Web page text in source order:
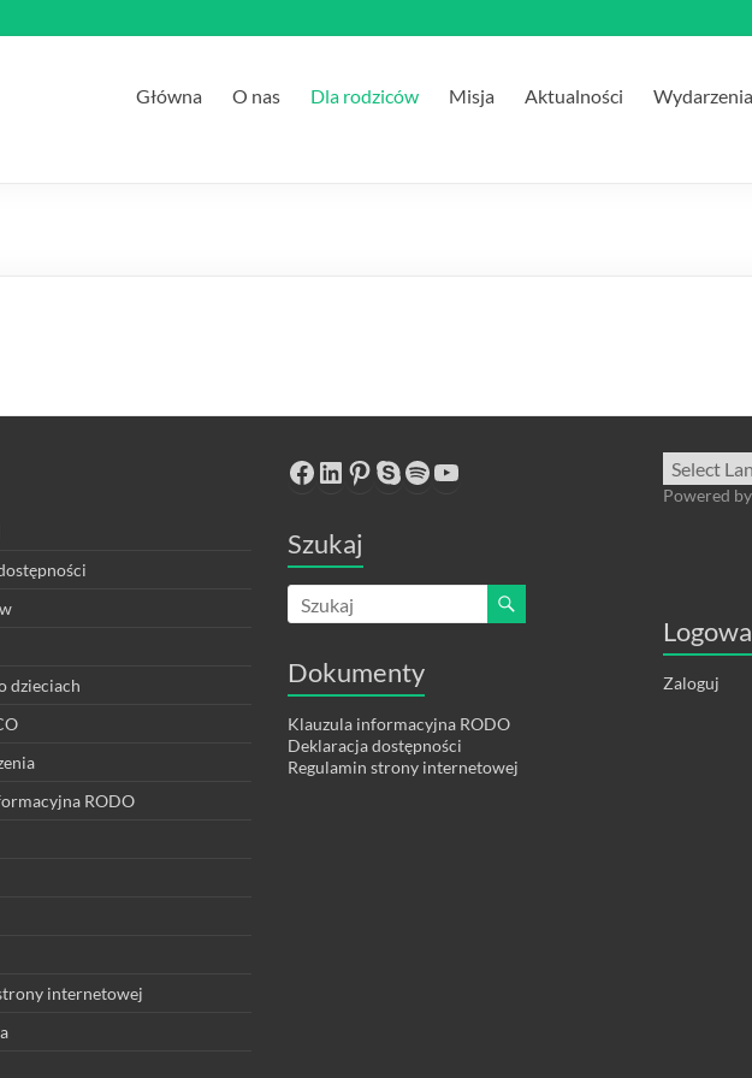
Główna O nas Dla rodziców Misja Aktualności Wydarzenia
dzieciach
RODO
internetowej
Facebook
LinkedIn
Pinterest
Skype
Spotify
YouTube
Szukaj
Dokumenty
Klauzula informacyjna RODO
Deklaracja dostępności
Regulamin strony internetowej
Powered by
Zaloguj